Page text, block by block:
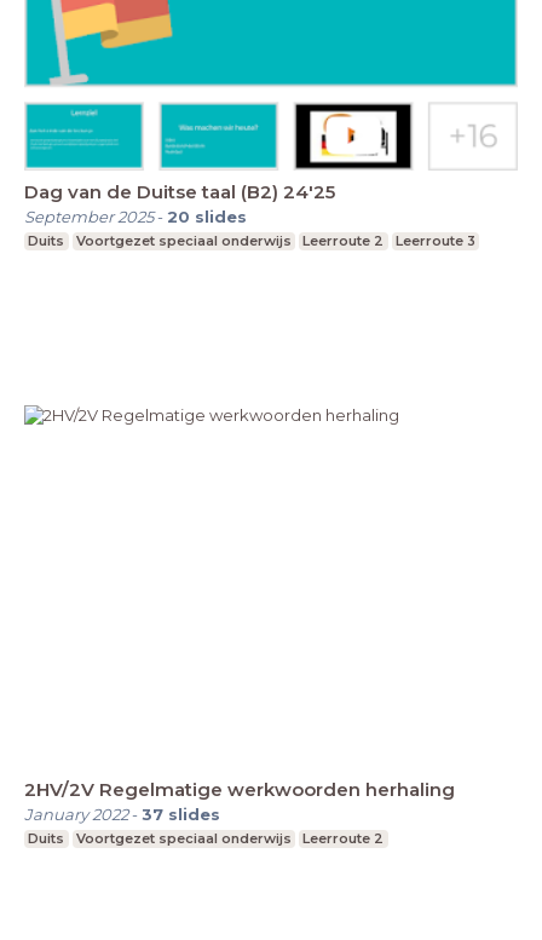
Dag van de Duitse taal (B2) 24'25
September 2025- 20 slides
Duits Voortgezet speciaal onderwijs Leerroute 2 Leerroute 3
2HV/2V Regelmatige werkwoorden herhaling
January 2022-37 slides
Duits Voortgezet speciaal onderwijs Leerroute 2